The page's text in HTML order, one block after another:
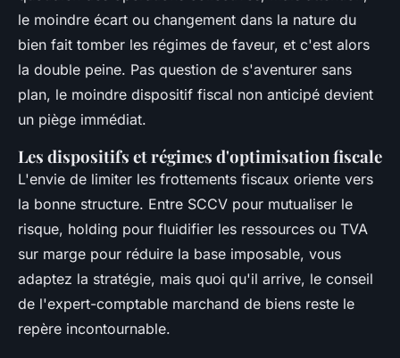
le moindre écart ou changement dans la nature du
bien fait tomber les régimes de faveur, et c'est alors
la double peine. Pas question de s'aventurer sans
plan, le moindre dispositif fiscal non anticipé devient
un piège immédiat.
Les dispositifs et régimes d'optimisation fiscale
L'envie de limiter les frottements fiscaux oriente vers
la bonne structure. Entre SCCV pour mutualiser le
risque, holding pour fluidifier les ressources ou TVA
sur marge pour réduire la base imposable, vous
adaptez la stratégie, mais quoi qu'il arrive, le conseil
de l'expert-comptable marchand de biens reste le
repère incontournable.